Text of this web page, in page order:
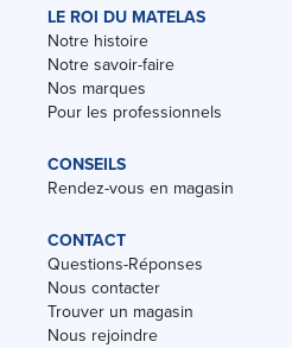
LE ROI DU MATELAS
Notre histoire
Notre savoir-faire
Nos marques
Pour les professionnels
CONSEILS
Rendez-vous en magasin
CONTACT
Questions-Réponses
Nous contacter
Trouver un magasin
Nous rejoindre